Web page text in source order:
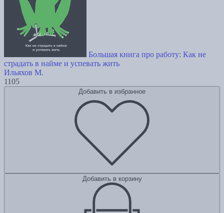
Большая книга про работу: Как не
страдать в найме и успевать жить
Ильяхов М.
1105
Добавить в избранное
Добавить в корзину